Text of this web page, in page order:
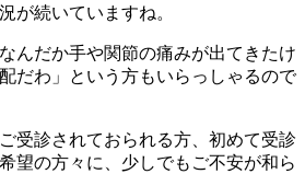
が続いていますね。
んだか手や関節の痛みが出てきたけ
だわ」という方もいらっしゃるので
受診されておられる方、初めて受診
望の方々に、 少しでもご不安が和ら